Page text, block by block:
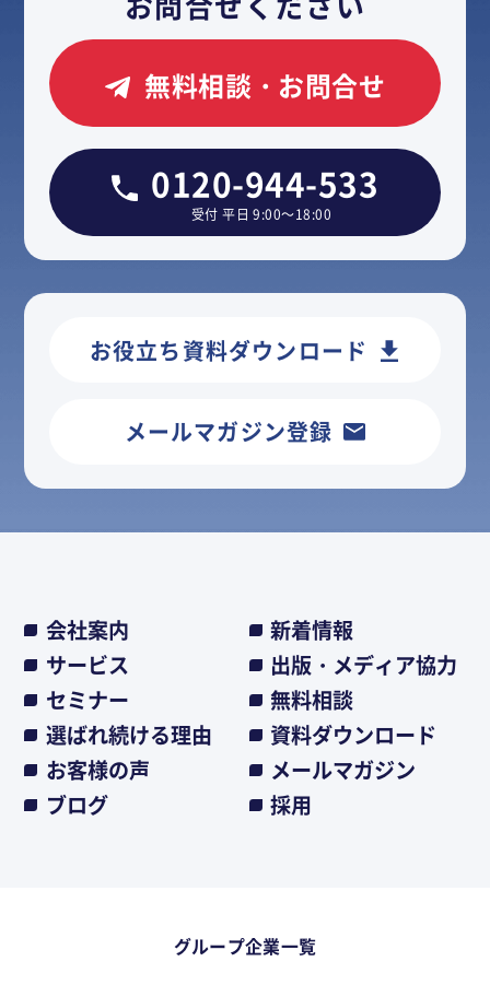
無料相談・お問合せ
0120-944-533
受付 平日 9:00～18:00
お役立ち資料ダウンロード
メールマガジン登録
会社案内
新着情報
サービス
出版・メディア協力
セミナー
無料相談
選ばれ続ける理由
資料ダウンロード
お客様の声
メールマガジン
ブログ
採用
グループ企業一覧